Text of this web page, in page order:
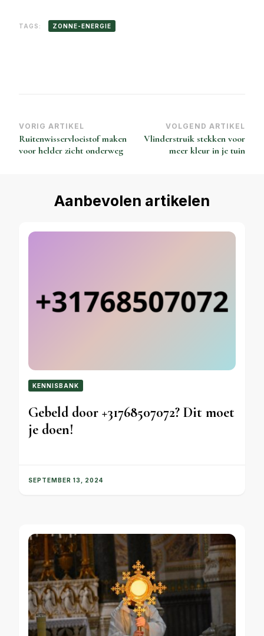
TAGS: ZONNE-ENERGIE
Bericht
navigatie
VORIG ARTIKEL
Ruitenwisservloeistof maken
voor helder zicht onderweg
VOLGEND ARTIKEL
Vlinderstruik stekken voor
meer kleur in je tuin
Aanbevolen artikelen
KENNISBANK
Gebeld door +31768507072? Dit moet
je doen!
SEPTEMBER 13, 2024